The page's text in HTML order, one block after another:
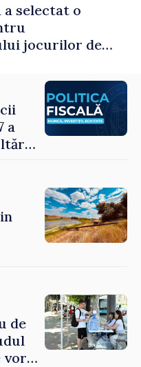
a selectat o
jocurilor de
a
de
vor